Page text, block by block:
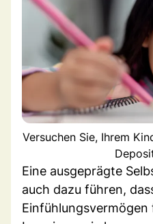
Versuchen Sie, Ihrem
Eine ausgeprägte
auch dazu führen,
Einfühlungsvermögen